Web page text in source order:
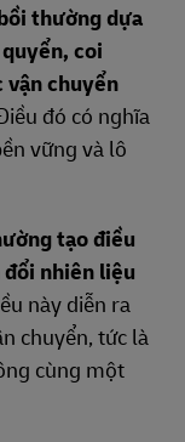
thường dựa
coi
vận chuyển
đó có nghĩa
vững và lô
tạo điều
nhiên liệu
này diễn ra
chuyển, tức là
cùng một